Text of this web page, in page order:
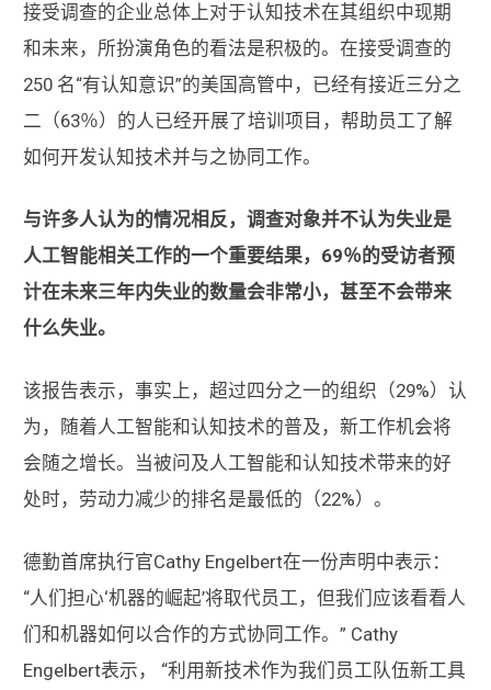
接受调查的企业总体上对于认知技术在其组织中现期
和未来，所扮演角色的看法是积极的。在接受调查的
250 名“有认知意识”的美国高管中，已经有接近三分之
二（63％）的人已经开展了培训项目，帮助员工了解
如何开发认知技术并与之协同工作。
与许多人认为的情况相反，调查对象并不认为失业是
人工智能相关工作的一个重要结果，69％的受访者预
计在未来三年内失业的数量会非常小，甚至不会带来
什么失业。
该报告表示，事实上，超过四分之一的组织（29%）认
为，随着人工智能和认知技术的普及，新工作机会将
会随之增长。当被问及人工智能和认知技术带来的好
处时，劳动力减少的排名是最低的（22%）。
德勤首席执行官Cathy Engelbert在一份声明中表示：
“人们担心‘机器的崛起’将取代员工，但我们应该看看人
们和机器如何以合作的方式协同工作。” Cathy
Engelbert表示， “利用新技术作为我们员工队伍新工具